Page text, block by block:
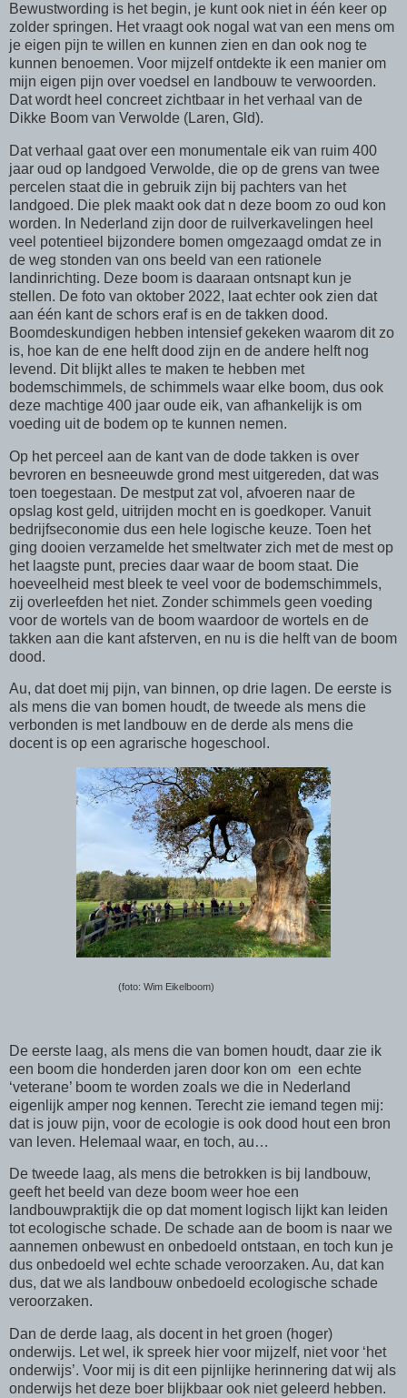
Bewustwording is het begin, je kunt ook niet in één keer op
zolder springen. Het vraagt ook nogal wat van een mens om
je eigen pijn te willen en kunnen zien en dan ook nog te
kunnen benoemen. Voor mijzelf ontdekte ik een manier om
mijn eigen pijn over voedsel en landbouw te verwoorden.
Dat wordt heel concreet zichtbaar in het verhaal van de
Dikke Boom van Verwolde (Laren, Gld).
Dat verhaal gaat over een monumentale eik van ruim 400
jaar oud op landgoed Verwolde, die op de grens van twee
percelen staat die in gebruik zijn bij pachters van het
landgoed. Die plek maakt ook dat n deze boom zo oud kon
worden. In Nederland zijn door de ruilverkavelingen heel
veel potentieel bijzondere bomen omgezaagd omdat ze in
de weg stonden van ons beeld van een rationele
landinrichting. Deze boom is daaraan ontsnapt kun je
stellen. De foto van oktober 2022, laat echter ook zien dat
aan één kant de schors eraf is en de takken dood.
Boomdeskundigen hebben intensief gekeken waarom dit zo
is, hoe kan de ene helft dood zijn en de andere helft nog
levend. Dit blijkt alles te maken te hebben met
bodemschimmels, de schimmels waar elke boom, dus ook
deze machtige 400 jaar oude eik, van afhankelijk is om
voeding uit de bodem op te kunnen nemen.
Op het perceel aan de kant van de dode takken is over
bevroren en besneeuwde grond mest uitgereden, dat was
toen toegestaan. De mestput zat vol, afvoeren naar de
opslag kost geld, uitrijden mocht en is goedkoper. Vanuit
bedrijfseconomie dus een hele logische keuze. Toen het
ging dooien verzamelde het smeltwater zich met de mest op
het laagste punt, precies daar waar de boom staat. Die
hoeveelheid mest bleek te veel voor de bodemschimmels,
zij overleefden het niet. Zonder schimmels geen voeding
voor de wortels van de boom waardoor de wortels en de
takken aan die kant afsterven, en nu is die helft van de boom
dood.
Au, dat doet mij pijn, van binnen, op drie lagen. De eerste is
als mens die van bomen houdt, de tweede als mens die
verbonden is met landbouw en de derde als mens die
docent is op een agrarische hogeschool.
(foto: Wim Eikelboom)
De eerste laag, als mens die van bomen houdt, daar zie ik
een boom die honderden jaren door kon om een echte
‘veterane’ boom te worden zoals we die in Nederland
eigenlijk amper nog kennen. Terecht zie iemand tegen mij:
dat is jouw pijn, voor de ecologie is ook dood hout een bron
van leven. Helemaal waar, en toch, au…
De tweede laag, als mens die betrokken is bij landbouw,
geeft het beeld van deze boom weer hoe een
landbouwpraktijk die op dat moment logisch lijkt kan leiden
tot ecologische schade. De schade aan de boom is naar we
aannemen onbewust en onbedoeld ontstaan, en toch kun je
dus onbedoeld wel echte schade veroorzaken. Au, dat kan
dus, dat we als landbouw onbedoeld ecologische schade
veroorzaken.
Dan de derde laag, als docent in het groen (hoger)
onderwijs. Let wel, ik spreek hier voor mijzelf, niet voor ‘het
onderwijs’. Voor mij is dit een pijnlijke herinnering dat wij als
onderwijs het deze boer blijkbaar ook niet geleerd hebben.